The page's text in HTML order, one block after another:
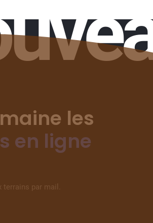
les
en ligne
par mail.